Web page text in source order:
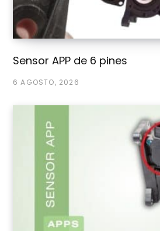
Sensor APP de 6 pines
6 AGOSTO, 2026